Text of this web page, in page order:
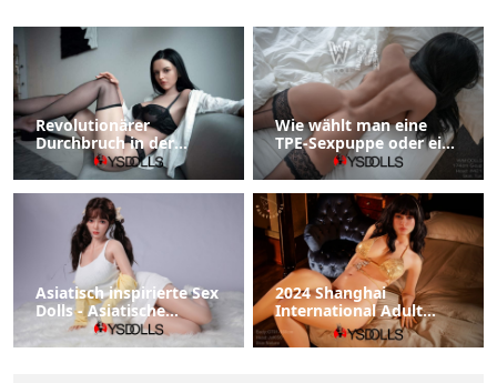
Revolutionärer
Durchbruch in der
Puppentechnologie
verbessert die
Benutzererfahrung
Wie wählt man eine
TPE-Sexpuppe oder eine
Silikon-Sexpuppe?
Asiatisch inspirierte Sex
Dolls - Asiatische
Sexpuppe
2024 Shanghai
International Adult
Lifestyle and Health
Industry Expo statt